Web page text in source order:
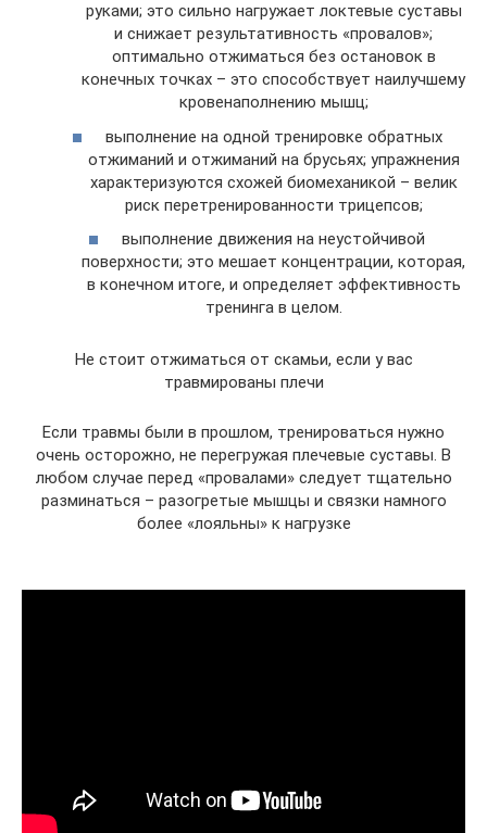
руками; это сильно нагружает локтевые суставы
и снижает результативность «провалов»;
оптимально отжиматься без остановок в
конечных точках – это способствует наилучшему
кровенаполнению мышц;
выполнение на одной тренировке обратных
отжиманий и отжиманий на брусьях; упражнения
характеризуются схожей биомеханикой – велик
риск перетренированности трицепсов;
выполнение движения на неустойчивой
поверхности; это мешает концентрации, которая,
в конечном итоге, и определяет эффективность
тренинга в целом.
Не стоит отжиматься от скамьи, если у вас
травмированы плечи
Если травмы были в прошлом, тренироваться нужно
очень осторожно, не перегружая плечевые суставы. В
любом случае перед «провалами» следует тщательно
разминаться – разогретые мышцы и связки намного
более «лояльны» к нагрузке